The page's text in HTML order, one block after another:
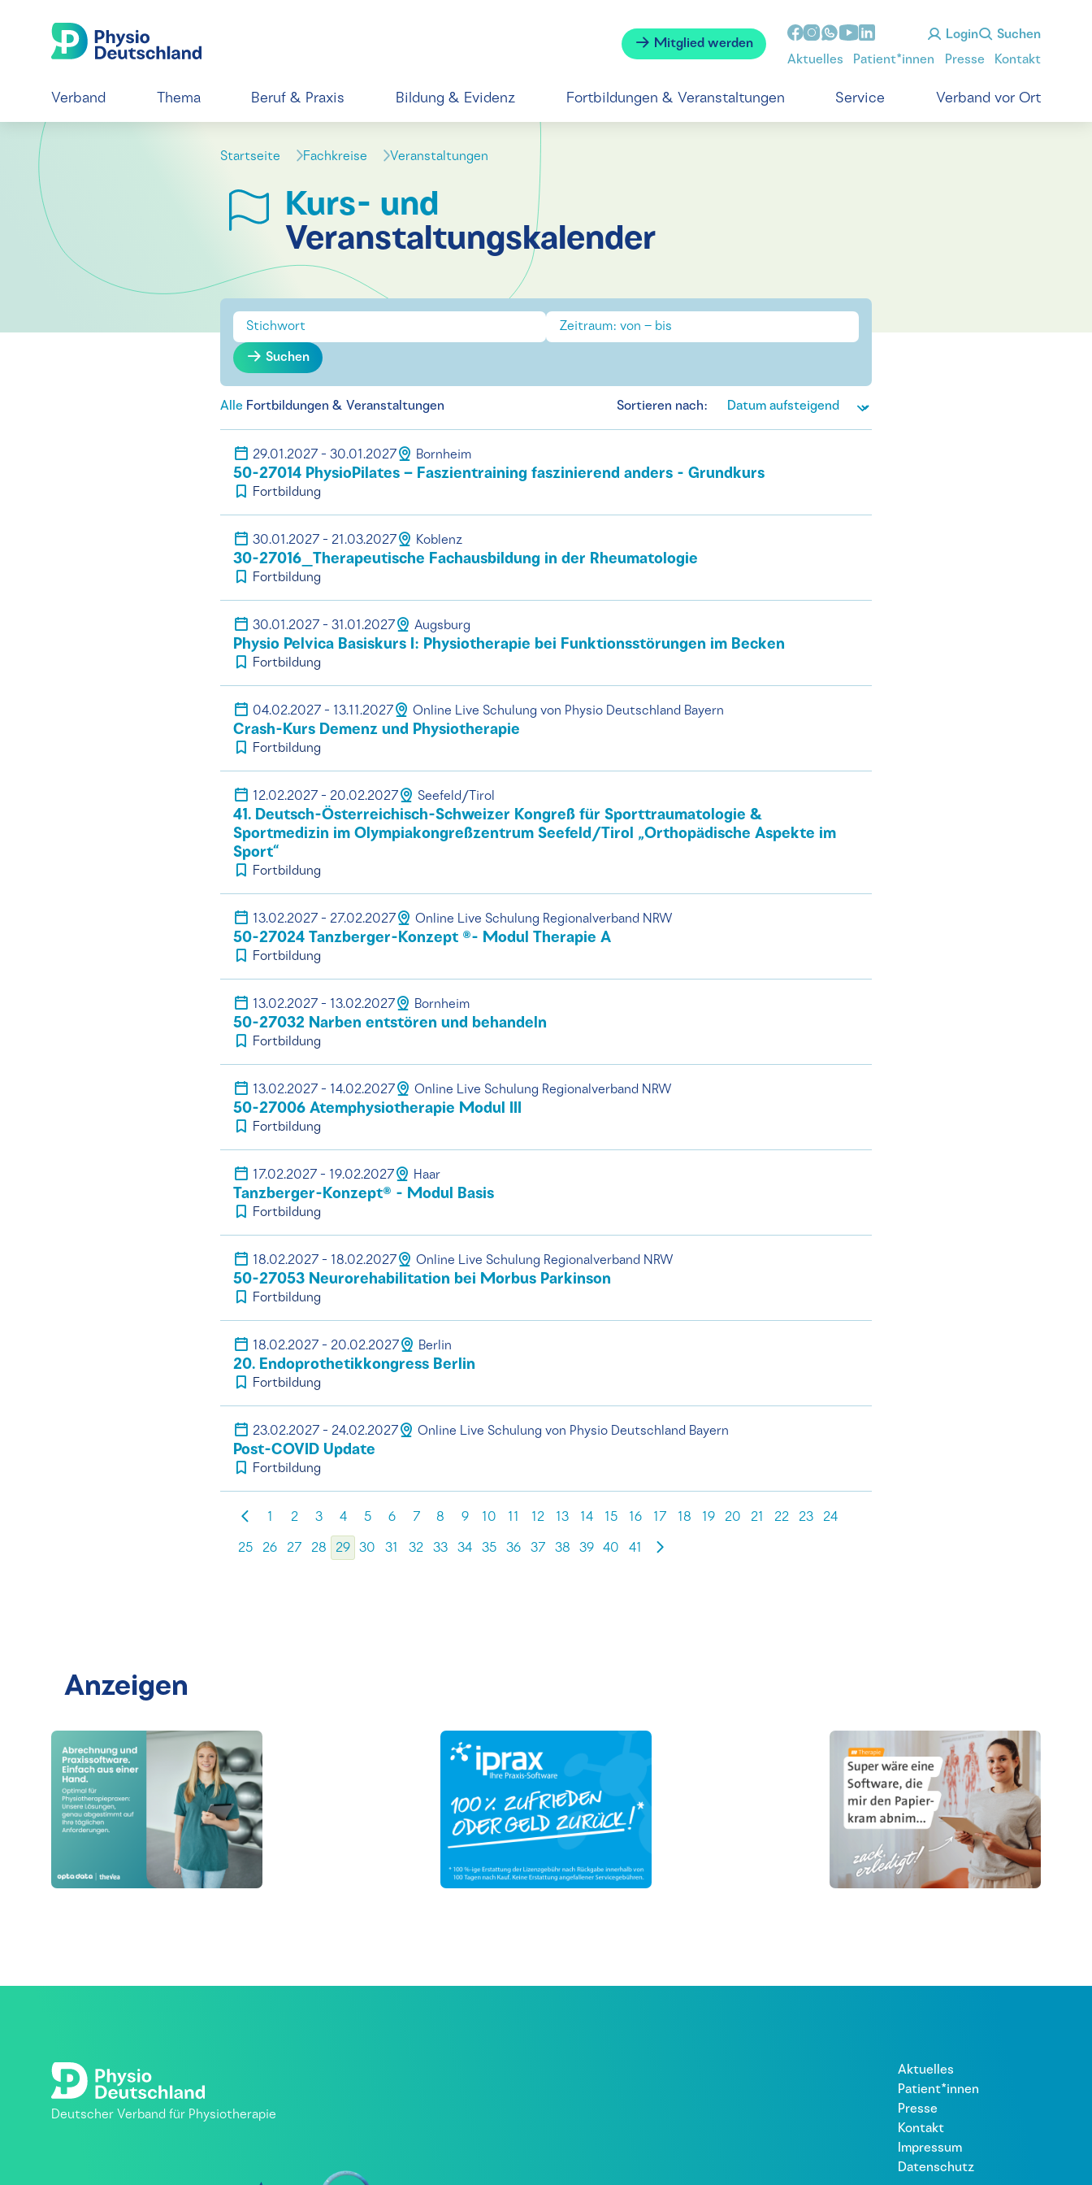
Mitglied werden
Login Suchen
Aktuelles Patient*innen Presse Kontakt
Verband Thema Beruf & Praxis Bildung & Evidenz Fortbildungen & Veranstaltungen Service Verband vor Ort
Startseite Fachkreise Veranstaltungen
Kurs- und
Veranstaltungskalender
Suchen
Alle Fortbildungen & Veranstaltungen Sortieren nach:
29.01.2027 - 30.01.2027 Bornheim
50-27014 PhysioPilates – Faszientraining faszinierend anders - Grundkurs
Fortbildung
30.01.2027 - 21.03.2027 Koblenz
30-27016_Therapeutische Fachausbildung in der Rheumatologie
Fortbildung
30.01.2027 - 31.01.2027 Augsburg
Physio Pelvica Basiskurs I: Physiotherapie bei Funktionsstörungen im Becken
Fortbildung
04.02.2027 - 13.11.2027 Online Live Schulung von Physio Deutschland Bayern
Crash-Kurs Demenz und Physiotherapie
Fortbildung
12.02.2027 - 20.02.2027 Seefeld/Tirol
41. Deutsch-Österreichisch-Schweizer Kongreß für Sporttraumatologie &
Sportmedizin im Olympiakongreßzentrum Seefeld/Tirol „Orthopädische Aspekte im
Sport“
Fortbildung
13.02.2027 - 27.02.2027 Online Live Schulung Regionalverband NRW
50-27024 Tanzberger-Konzept ®- Modul Therapie A
Fortbildung
13.02.2027 - 13.02.2027 Bornheim
50-27032 Narben entstören und behandeln
Fortbildung
13.02.2027 - 14.02.2027 Online Live Schulung Regionalverband NRW
50-27006 Atemphysiotherapie Modul III
Fortbildung
17.02.2027 - 19.02.2027 Haar
Tanzberger-Konzept® - Modul Basis
Fortbildung
18.02.2027 - 18.02.2027 Online Live Schulung Regionalverband NRW
50-27053 Neurorehabilitation bei Morbus Parkinson
Fortbildung
18.02.2027 - 20.02.2027 Berlin
20. Endoprothetikkongress Berlin
Fortbildung
23.02.2027 - 24.02.2027 Online Live Schulung von Physio Deutschland Bayern
Post-COVID Update
Fortbildung
1 2 3 4 5 6 7 8 9 10 11 12 13 14 15 16 17 18 19 20 21 22 23 24
25 26 27 28 29 30 31 32 33 34 35 36 37 38 39 40 41
Anzeigen
Deutscher Verband für Physiotherapie
Aktuelles
Patient*innen
Presse
Kontakt
Impressum
Datenschutz